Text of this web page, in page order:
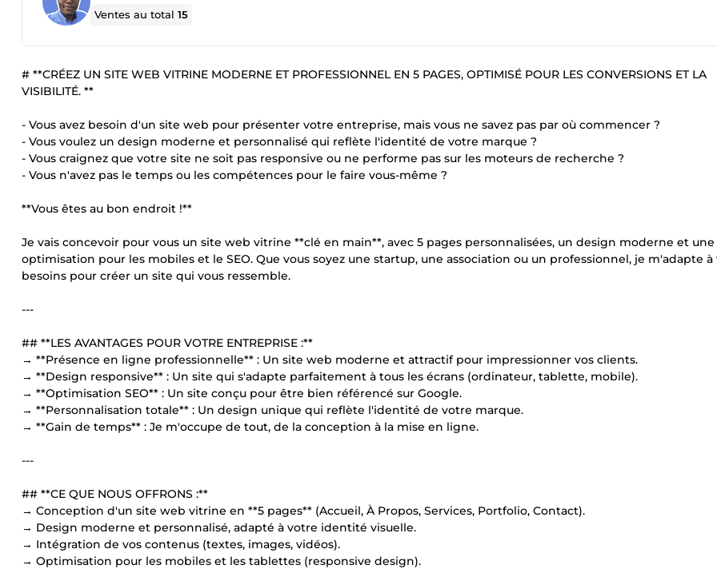
Ventes au total15
# **CRÉEZ UN SITE WEB VITRINE MODERNE ET PROFESSIONNEL EN 5 PAGES, OPTIMISÉ POUR LES CONVERSIONS ET LA
VISIBILITÉ. **
- Vous avez besoin d'un site web pour présenter votre entreprise, mais vous ne savez pas par où commencer ?
- Vous voulez un design moderne et personnalisé qui reflète l'identité de votre marque ?
- Vous craignez que votre site ne soit pas responsive ou ne performe pas sur les moteurs de recherche ?
- Vous n'avez pas le temps ou les compétences pour le faire vous-même ?
**Vous êtes au bon endroit !**
Je vais concevoir pour vous un site web vitrine **clé en main**, avec 5 pages personnalisées, un design moderne et une
optimisation pour les mobiles et le SEO. Que vous soyez une startup, une association ou un professionnel, je m'adapte à
besoins pour créer un site qui vous ressemble.
---
## **LES AVANTAGES POUR VOTRE ENTREPRISE :**
→ **Présence en ligne professionnelle** : Un site web moderne et attractif pour impressionner vos clients.
→ **Design responsive** : Un site qui s'adapte parfaitement à tous les écrans (ordinateur, tablette, mobile).
→ **Optimisation SEO** : Un site conçu pour être bien référencé sur Google.
→ **Personnalisation totale** : Un design unique qui reflète l'identité de votre marque.
→ **Gain de temps** : Je m'occupe de tout, de la conception à la mise en ligne.
---
## **CE QUE NOUS OFFRONS :**
→ Conception d'un site web vitrine en **5 pages** (Accueil, À Propos, Services, Portfolio, Contact).
→ Design moderne et personnalisé, adapté à votre identité visuelle.
→ Intégration de vos contenus (textes, images, vidéos).
→ Optimisation pour les mobiles et les tablettes (responsive design).